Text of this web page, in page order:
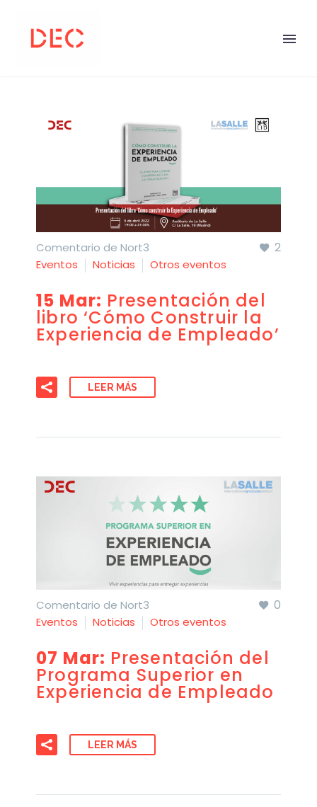
2
Comentario de Nort3
Eventos
Noticias Otros eventos
15 Mar: Presentación del
libro ‘Cómo Construir la
Experiencia de Empleado’
LEER MÁS
0
Comentario de Nort3
Eventos
Noticias Otros eventos
07 Mar: Presentación del
Programa Superior en
Experiencia de Empleado
LEER MÁS